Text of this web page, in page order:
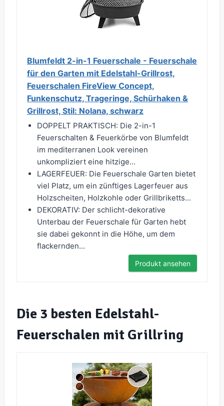
Blumfeldt 2-in-1 Feuerschale - Feuerschale
für den Garten mit Edelstahl-Grillrost,
Feuerschalen FireView Concept,
Funkenschutz, Trageringe, Schürhaken &
Grillrost, Stil: Nolana, schwarz
DOPPELT PRAKTISCH: Die 2-in-1
Feuerschalten & Feuerkörbe von Blumfeldt
im mediterranen Look vereinen
unkompliziert eine hitzige...
LAGERFEUER: Die Feuerschale Garten bietet
viel Platz, um ein zünftiges Lagerfeuer aus
Holzscheiten, Holzkohle oder Grillbriketts...
DEKORATIV: Der schlicht-dekorative
Unterbau der Feuerschale für Garten hebt
sie dabei gekonnt in die Höhe, um dem
flackernden...
Produkt ansehen
Die 3 besten Edelstahl-
Feuerschalen mit Grillring